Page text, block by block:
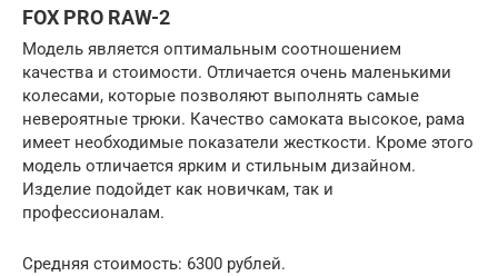
FOX PRO RAW-2
Модель является оптимальным соотношением
качества и стоимости. Отличается очень маленькими
колесами, которые позволяют выполнять самые
невероятные трюки. Качество самоката высокое, рама
имеет необходимые показатели жесткости. Кроме этого
модель отличается ярким и стильным дизайном.
Изделие подойдет как новичкам, так и
профессионалам.
Средняя стоимость: 6300 рублей.